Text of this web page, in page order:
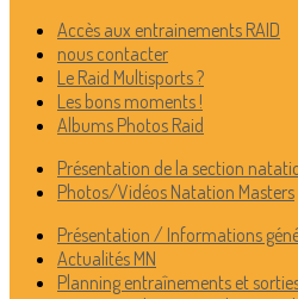
Accès aux entrainements RAID
nous contacter
Le Raid Multisports ?
Les bons moments !
Albums Photos Raid
Présentation de la section
Photos/Vidéos Natation Masters
Présentation / Informations
Actualités MN
Planning entraînements et